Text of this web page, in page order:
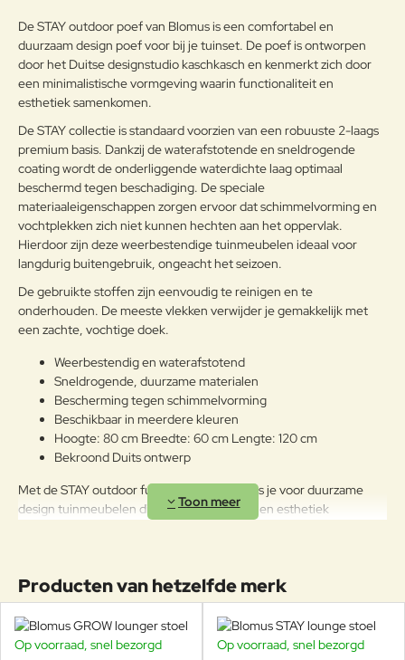
g:
Note: HTML-code wordt niet vertaald!
Waardering:
Waarderin
g:
Slecht Goed
Verder
De STAY outdoor poef van Blomus is een comfortabel en
duurzaam design poef voor bij je tuinset. De poef is ontworpen
door het Duitse designstudio kaschkasch en kenmerkt zich door
een minimalistische vormgeving waarin functionaliteit en
esthetiek samenkomen.
De STAY collectie is standaard voorzien van een robuuste 2-laags
premium basis. Dankzij de waterafstotende en sneldrogende
coating wordt de onderliggende waterdichte laag optimaal
beschermd tegen beschadiging. De speciale
materiaaleigenschappen zorgen ervoor dat schimmelvorming en
vochtplekken zich niet kunnen hechten aan het oppervlak.
Hierdoor zijn deze weerbestendige tuinmeubelen ideaal voor
langdurig buitengebruik, ongeacht het seizoen.
De gebruikte stoffen zijn eenvoudig te reinigen en te
onderhouden. De meeste vlekken verwijder je gemakkelijk met
een zachte, vochtige doek.
Weerbestendig en waterafstotend
Sneldrogende, duurzame materialen
Bescherming tegen schimmelvorming
Beschikbaar in meerdere kleuren
Hoogte: 80 cm Breedte: 60 cm Lengte: 120 cm
Bekroond Duits ontwerp
Met de STAY outdoor furniture collectie kies je voor duurzame
design tuinmeubelen die comfort, kwaliteit en esthetiek
Producten van hetzelfde merk
Op voorraad, snel bezorgd Op voorraad, snel bezorgd